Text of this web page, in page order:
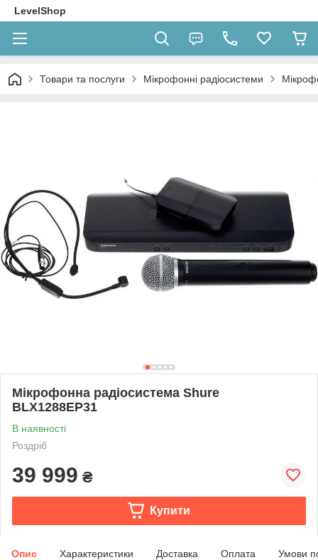
LevelShop
Товари та послуги Мікрофонні радіосистеми
Мікрофонна радіосистема Shure
BLX1288EP31
В наявності
Роздріб
39 999 ₴
Купити
Опис Характеристики Доставка Оплата Умови